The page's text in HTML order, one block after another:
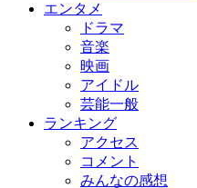
エンタメ
ドラマ
音楽
映画
アイドル
芸能一般
ランキング
アクセス
コメント
みんなの感想